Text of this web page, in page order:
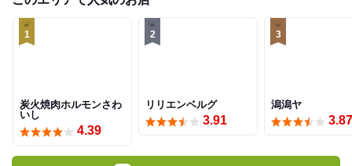
1
炭火焼肉ホルモンさわ
いし
4.39
2
リリエンベルグ
3.91
3
潟潟ヤ
3.87